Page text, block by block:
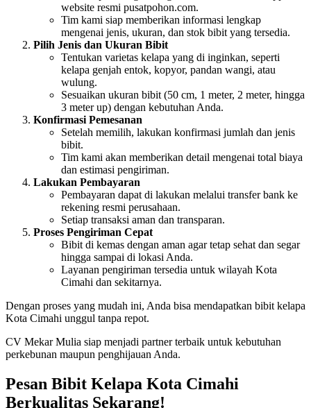
website resmi pusatpohon.com.
Tim kami siap memberikan informasi lengkap
mengenai jenis, ukuran, dan stok bibit yang tersedia.
Pilih Jenis dan Ukuran Bibit
Tentukan varietas kelapa yang di inginkan, seperti
kelapa genjah entok, kopyor, pandan wangi, atau
wulung.
Sesuaikan ukuran bibit (50 cm, 1 meter, 2 meter, hingga
3 meter up) dengan kebutuhan Anda.
Konfirmasi Pemesanan
Setelah memilih, lakukan konfirmasi jumlah dan jenis
bibit.
Tim kami akan memberikan detail mengenai total biaya
dan estimasi pengiriman.
Lakukan Pembayaran
Pembayaran dapat di lakukan melalui transfer bank ke
rekening resmi perusahaan.
Setiap transaksi aman dan transparan.
Proses Pengiriman Cepat
Bibit di kemas dengan aman agar tetap sehat dan segar
hingga sampai di lokasi Anda.
Layanan pengiriman tersedia untuk wilayah Kota
Cimahi dan sekitarnya.
Dengan proses yang mudah ini, Anda bisa mendapatkan bibit kelapa
Kota Cimahi unggul tanpa repot.
CV Mekar Mulia siap menjadi partner terbaik untuk kebutuhan
perkebunan maupun penghijauan Anda.
Pesan Bibit Kelapa Kota Cimahi
Berkualitas Sekarang!